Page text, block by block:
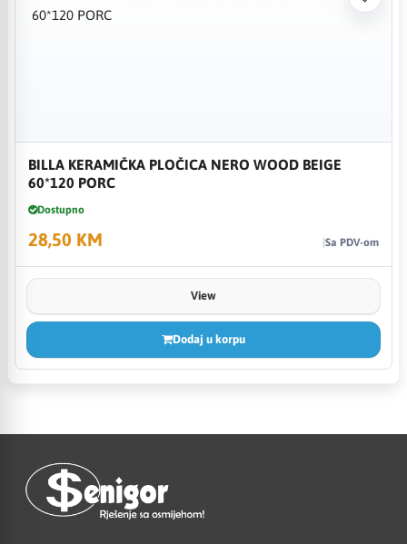
BILLA KERAMIČKA PLOČICA NERO WOOD BEIGE
60*120 PORC
Dostupno
28,50 KM Sa PDV-om
View
Dodaj u korpu